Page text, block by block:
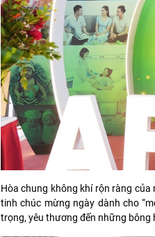
Hòa chung không khí rộn ràng của
tinh chúc mừng ngày dành cho
trọng, yêu thương đến những bông